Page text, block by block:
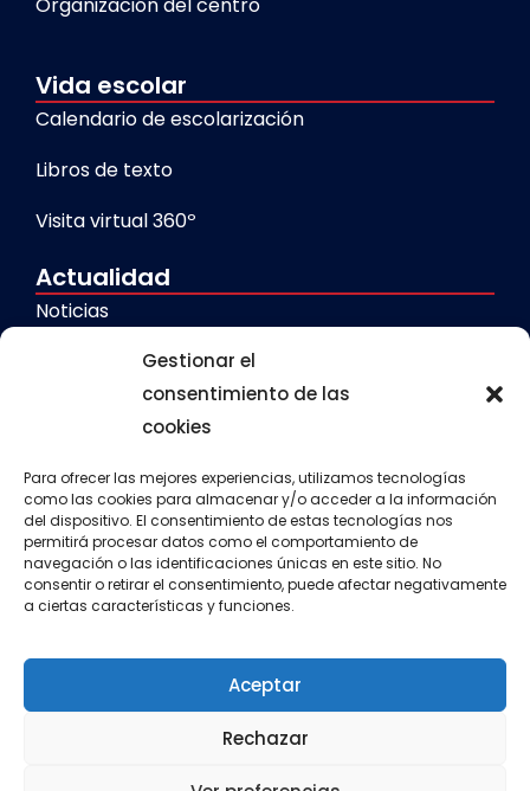
Gestionar el
consentimiento de las
cookies
Para ofrecer las mejores experiencias, utilizamos tecnologías
como las cookies para almacenar y/o acceder a la información
del dispositivo. El consentimiento de estas tecnologías nos
permitirá procesar datos como el comportamiento de
navegación o las identificaciones únicas en este sitio. No
consentir o retirar el consentimiento, puede afectar negativamente
a ciertas características y funciones.
Aceptar
Rechazar
Vida escolar
Calendario de escolarización
Libros de texto
Visita virtual 360º
Actualidad
Noticias
Comedor escolar
Calendario escolar
Transporte escolar
Actividades extraescolares